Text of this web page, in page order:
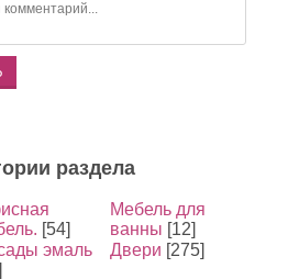
раздела
[54]
Мебель для
ванны [12]
эмаль
Двери [275]